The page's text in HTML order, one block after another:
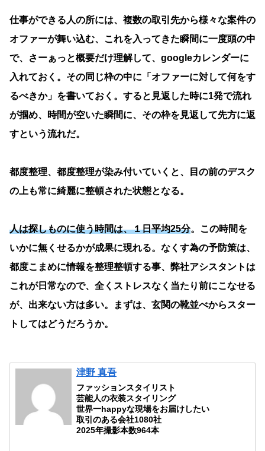
仕事ができる人の所には、複数の取引先から様々な案件の
オファーが舞い込む、これを入ってきた瞬間に一度頭の中
で、さーぁっと概要だけ理解して、googleカレンダーに
入れておく。その同じ枠の中に「オファーに対して何をす
るべきか」を書いておく。すると見返した時に1発で流れ
が掴め、時間が空いた瞬間に、その枠を見返して先方に返
すという流れだ。
都度整理、都度整理が染み付いていくと、目の前のデスク
の上も常に綺麗に整頓された状態となる。
人は探しものに使う時間は、１日平均25分。この時間を
いかに無くせるかが成果に現れる。なくす為の予防策は、
都度こまめに情報を整理整頓する事、弊社アシスタントは
これが日常なので、全くストレスなく当たり前にこなせる
が、出来ない方は多い。まずは、玄関の靴並べからスター
トしてはどうだろうか。
津野 真吾
ファッションスタイリスト
芸能人の衣装スタイリング
世界一happyな現場をお届けしたい
取引のある会社1080社
2025年撮影本数964本